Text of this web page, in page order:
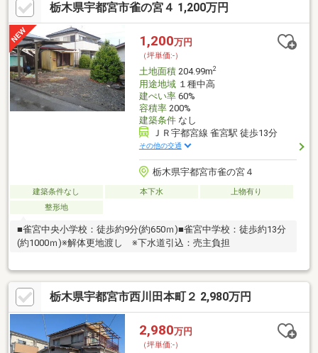
栃木県宇都宮市雀の宮４ 1,200万円
1,200万円
（坪単価:-）
土地面積204.99m2
用途地域１種中高
建ぺい率60%
容積率200%
建築条件なし
ＪＲ宇都宮線 雀宮駅 徒歩13分
その他の交通
栃木県宇都宮市雀の宮４
建築条件なし 本下水
上物有り
整形地
■雀宮中央小学校：徒歩約9分(約650ｍ)■雀宮中学校：徒歩約13分
(約1000ｍ)※解体更地渡し ※下水道引込：売主負担
栃木県宇都宮市西川田本町２ 2,980万円
2,980万円
（坪単価:-）